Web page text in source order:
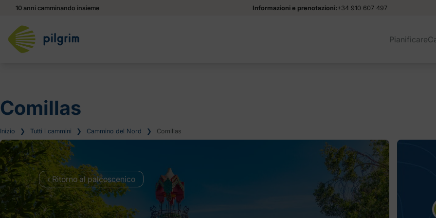
10 anni camminando insieme Informazioni e prenotazioni:+34 910 607 497
Pianificare
Comillas
Inizio ❯ Tutti i cammini ❯ Cammino del Nord ❯ Comillas
‹ Ritorno al palcoscenico